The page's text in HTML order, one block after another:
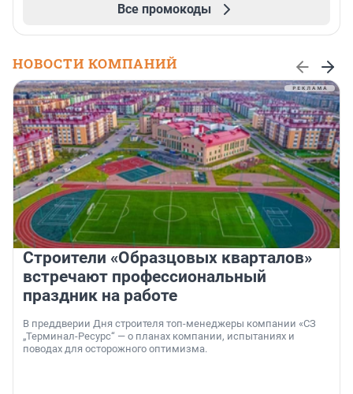
Все промокоды
НОВОСТИ КОМПАНИЙ
Строители «Образцовых кварталов»
встречают профессиональный
праздник на работе
В преддверии Дня строителя топ-менеджеры компании «СЗ
„Терминал-Ресурс“ — о планах компании, испытаниях и
поводах для осторожного оптимизма.